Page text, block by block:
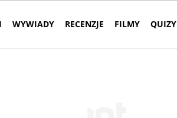
WYWIADY RECENZJE FILMY QUIZY